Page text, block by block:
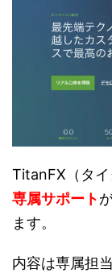
TitanFX（タ
専属サポート
ます。
内容は専属担